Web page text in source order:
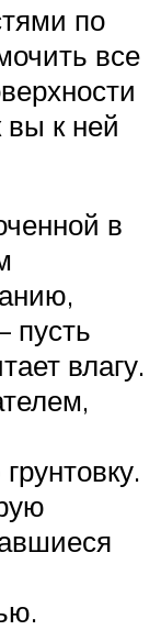
по
все
вы к ней
в
пусть
влагу.